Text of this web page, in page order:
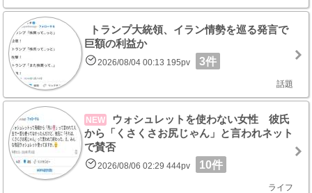
トランプ大統領、イラン情勢を巡る発言で
巨額の利益か
2026/08/04 00:13 195pv 3件
話題
NEW
ウォシュレットを使わない女性 彼氏
から「くさくさお尻じゃん」と言われネット
で賛否
2026/08/06 02:29 444pv 10件
ライフ